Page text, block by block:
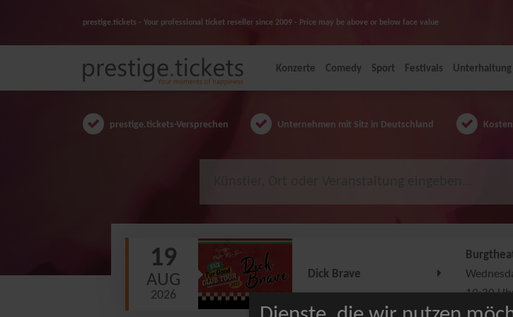
prestige.tickets - Your professional ticket reseller since 2009 - Price may be above or below face value
Konzerte Comedy Sport Festivals Unterhaltung
prestige.tickets-Versprechen Unternehmen mit Sitz in Deutschland
19
AUG
2026
Dick Brave
19:30